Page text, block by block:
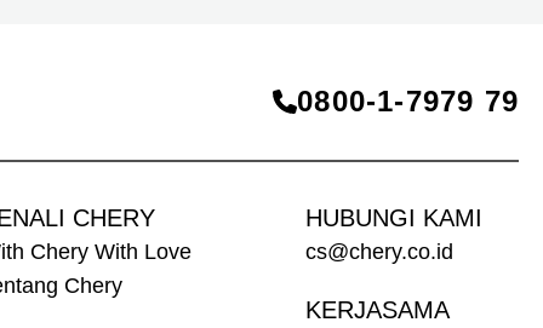
0800‑1‑7979 79
CHERY
Chery With Love
Chery
HUBUNGI KAMI
cs@chery.co.id
KERJASAMA